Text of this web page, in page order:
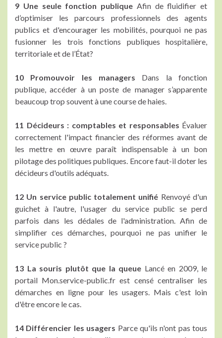
9 Une seule fonction publique Afin de fluidifier et
d’optimiser les parcours professionnels des agents
publics et d'encourager les mobilités, pourquoi ne pas
fusionner les trois fonctions publiques hospitalière,
territoriale et de l’État?
10 Promouvoir les managers Dans la fonction
publique, accéder à un poste de manager s’apparente
beaucoup trop souvent à une course de haies.
11 Décideurs : comptables et responsables Évaluer
correctement l'impact financier des réformes avant de
les mettre en œuvre paraît indispensable à un bon
pilotage des politiques publiques. Encore faut-il doter les
décideurs d'outils adéquats.
12 Un service public totalement unifié Renvoyé d'un
guichet à l'autre, l'usager du service public se perd
parfois dans les dédales de l'administration. Afin de
simplifier ces démarches, pourquoi ne pas unifier le
service public ?
13 La souris plutôt que la queue Lancé en 2009, le
portail Mon.service-public.fr est censé centraliser les
démarches en ligne pour les usagers. Mais c'est loin
d'être encore le cas.
14 Différencier les usagers Parce qu'ils n'ont pas tous